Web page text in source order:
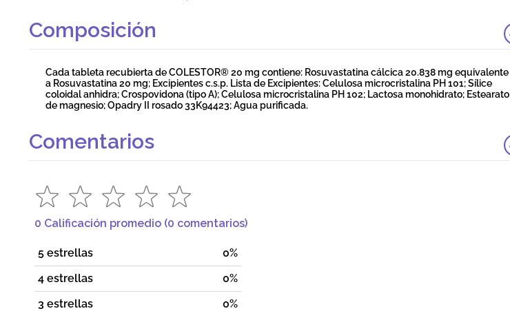
Composición
Cada tableta recubierta de COLESTOR® 20 mg contiene: Rosuvastatina cálcica 20.838 mg equivalente
a Rosuvastatina 20 mg; Excipientes c.s.p. Lista de Excipientes: Celulosa microcristalina PH 101; Sílice
coloidal anhidra; Crospovidona (tipo A); Celulosa microcristalina PH 102; Lactosa monohidrato; Estearato
de magnesio; Opadry II rosado 33K94423; Agua purificada.
Comentarios
0 Calificación promedio (0 comentarios)
5 estrellas
0%
4 estrellas
0%
3 estrellas
0%